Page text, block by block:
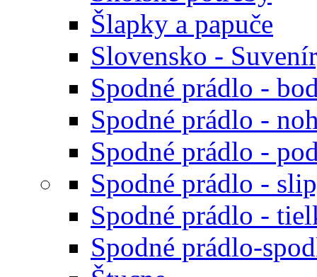
Šlapky a papuče
Slovensko -
Spodné prádlo -
Spodné prádlo -
Spodné prádlo -
Spodné prádlo -
Spodné prádlo -
Spodné prádlo-